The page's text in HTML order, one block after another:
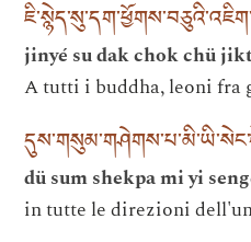
jinyé su dak chok chü
A tutti i buddha, leoni fra
dü sum shekpa mi yi
in tutte le direzioni